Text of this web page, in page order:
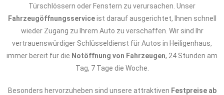
Türschlössern oder Fenstern zu verursachen. Unser
Fahrzeugöffnungsserviceist darauf ausgerichtet, Ihnen schnell
wieder Zugang zu Ihrem Auto zu verschaffen. Wir sind Ihr
vertrauenswürdiger Schlüsseldienst für Autos in Heiligenhaus,
immer bereit für die Notöffnung von Fahrzeugen, 24 Stunden am
Tag, 7 Tage die Woche.
Besonders hervorzuheben sind unsere attraktiven Festpreise ab